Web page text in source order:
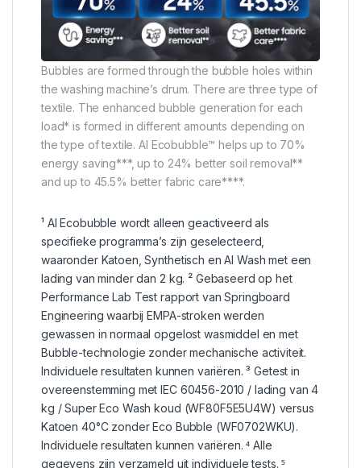
Bubbles are formed through the bubble holes within
the washing machine’s drum. There are three type of
textile. The enhanced bubble generation for each
load* is formed in different amounts depending on
the type of textile. AI Ecobubble™ helps up to 70%
energy saving***, up to 24% better soil removal**
and up to 45.5% better fabric care****.
¹ AI Ecobubble wordt alleen geactiveerd als
specifieke programma’s zijn geselecteerd,
waaronder Katoen, Synthetisch en AI Wash met een
lading van minder dan 2 kg. ² Gebaseerd op het
Performance Lab Test rapport van Springboard
Engineering waarbij EMPA-stroken werden
gewassen in normaal opgelost wasmiddel en met
Bubble-technologie zonder mechanische activiteit.
Individuele resultaten kunnen variëren. ³ Getest in
overeenstemming met IEC 60456-2010 / lading van 4
kg / Super Eco Wash koud (WF80F5E5U4W) versus
Katoen 40°C zonder Eco Bubble (WF0702WKU).
Individuele resultaten kunnen variëren. ⁴ Alle
gegevens zijn verzameld uit individuele tests. ⁵